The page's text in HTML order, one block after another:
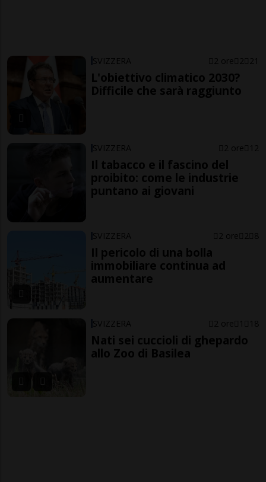
SVIZZERA 2 ore 2 21
L'obiettivo climatico 2030?
Difficile che sarà raggiunto
SVIZZERA 2 ore 12
Il tabacco e il fascino del
proibito: come le industrie
puntano ai giovani
SVIZZERA 2 ore 2 8
Il pericolo di una bolla
immobiliare continua ad
aumentare
SVIZZERA 2 ore 1 18
Nati sei cuccioli di ghepardo
allo Zoo di Basilea